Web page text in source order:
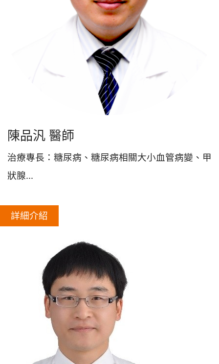
陳品汎 醫師
治療專長：糖尿病、糖尿病相關大小血管病變、甲
狀腺...
詳細介紹